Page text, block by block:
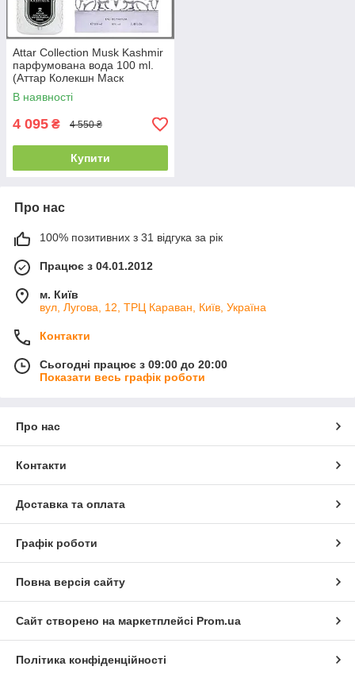
Attar Collection Musk Kashmir
парфумована вода 100 ml.
(Аттар Колекшн Маск
Кашмір)
В наявності
4 095 ₴ 4 550 ₴
Купити
Про нас
100% позитивних з 31 відгука за рік
Працює з 04.01.2012
м. Київ
вул, Лугова, 12, ТРЦ Караван, Київ, Україна
Контакти
Сьогодні працює з 09:00 до 20:00
Показати весь графік роботи
Про нас
Контакти
Доставка та оплата
Графік роботи
Повна версія сайту
Сайт створено на маркетплейсі Prom.ua
Політика конфіденційності